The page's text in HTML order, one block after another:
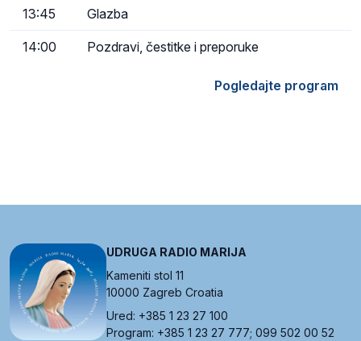
13:45 Glazba
14:00 Pozdravi, čestitke i preporuke
Pogledajte program
UDRUGA RADIO MARIJA
Kameniti stol 11
10000 Zagreb Croatia
Ured: +385 1 23 27 100
Program: +385 1 23 27 777; 099 502 00 52